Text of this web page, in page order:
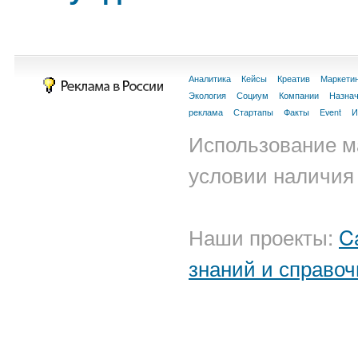
Аналитика Кейсы Креатив
Экология
Социум Компании
реклама
Стартапы Факты Event
Использование
условии
Наши проекты:
знаний и